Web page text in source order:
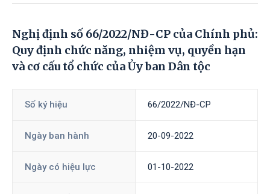
Nghị định số 66/2022/NĐ-CP của Chính phủ:
Quy định chức năng, nhiệm vụ, quyền hạn
và cơ cấu tổ chức của Ủy ban Dân tộc
Số ký hiệu 66/2022/NĐ-CP
Ngày ban hành 20-09-2022
Ngày có hiệu lực 01-10-2022